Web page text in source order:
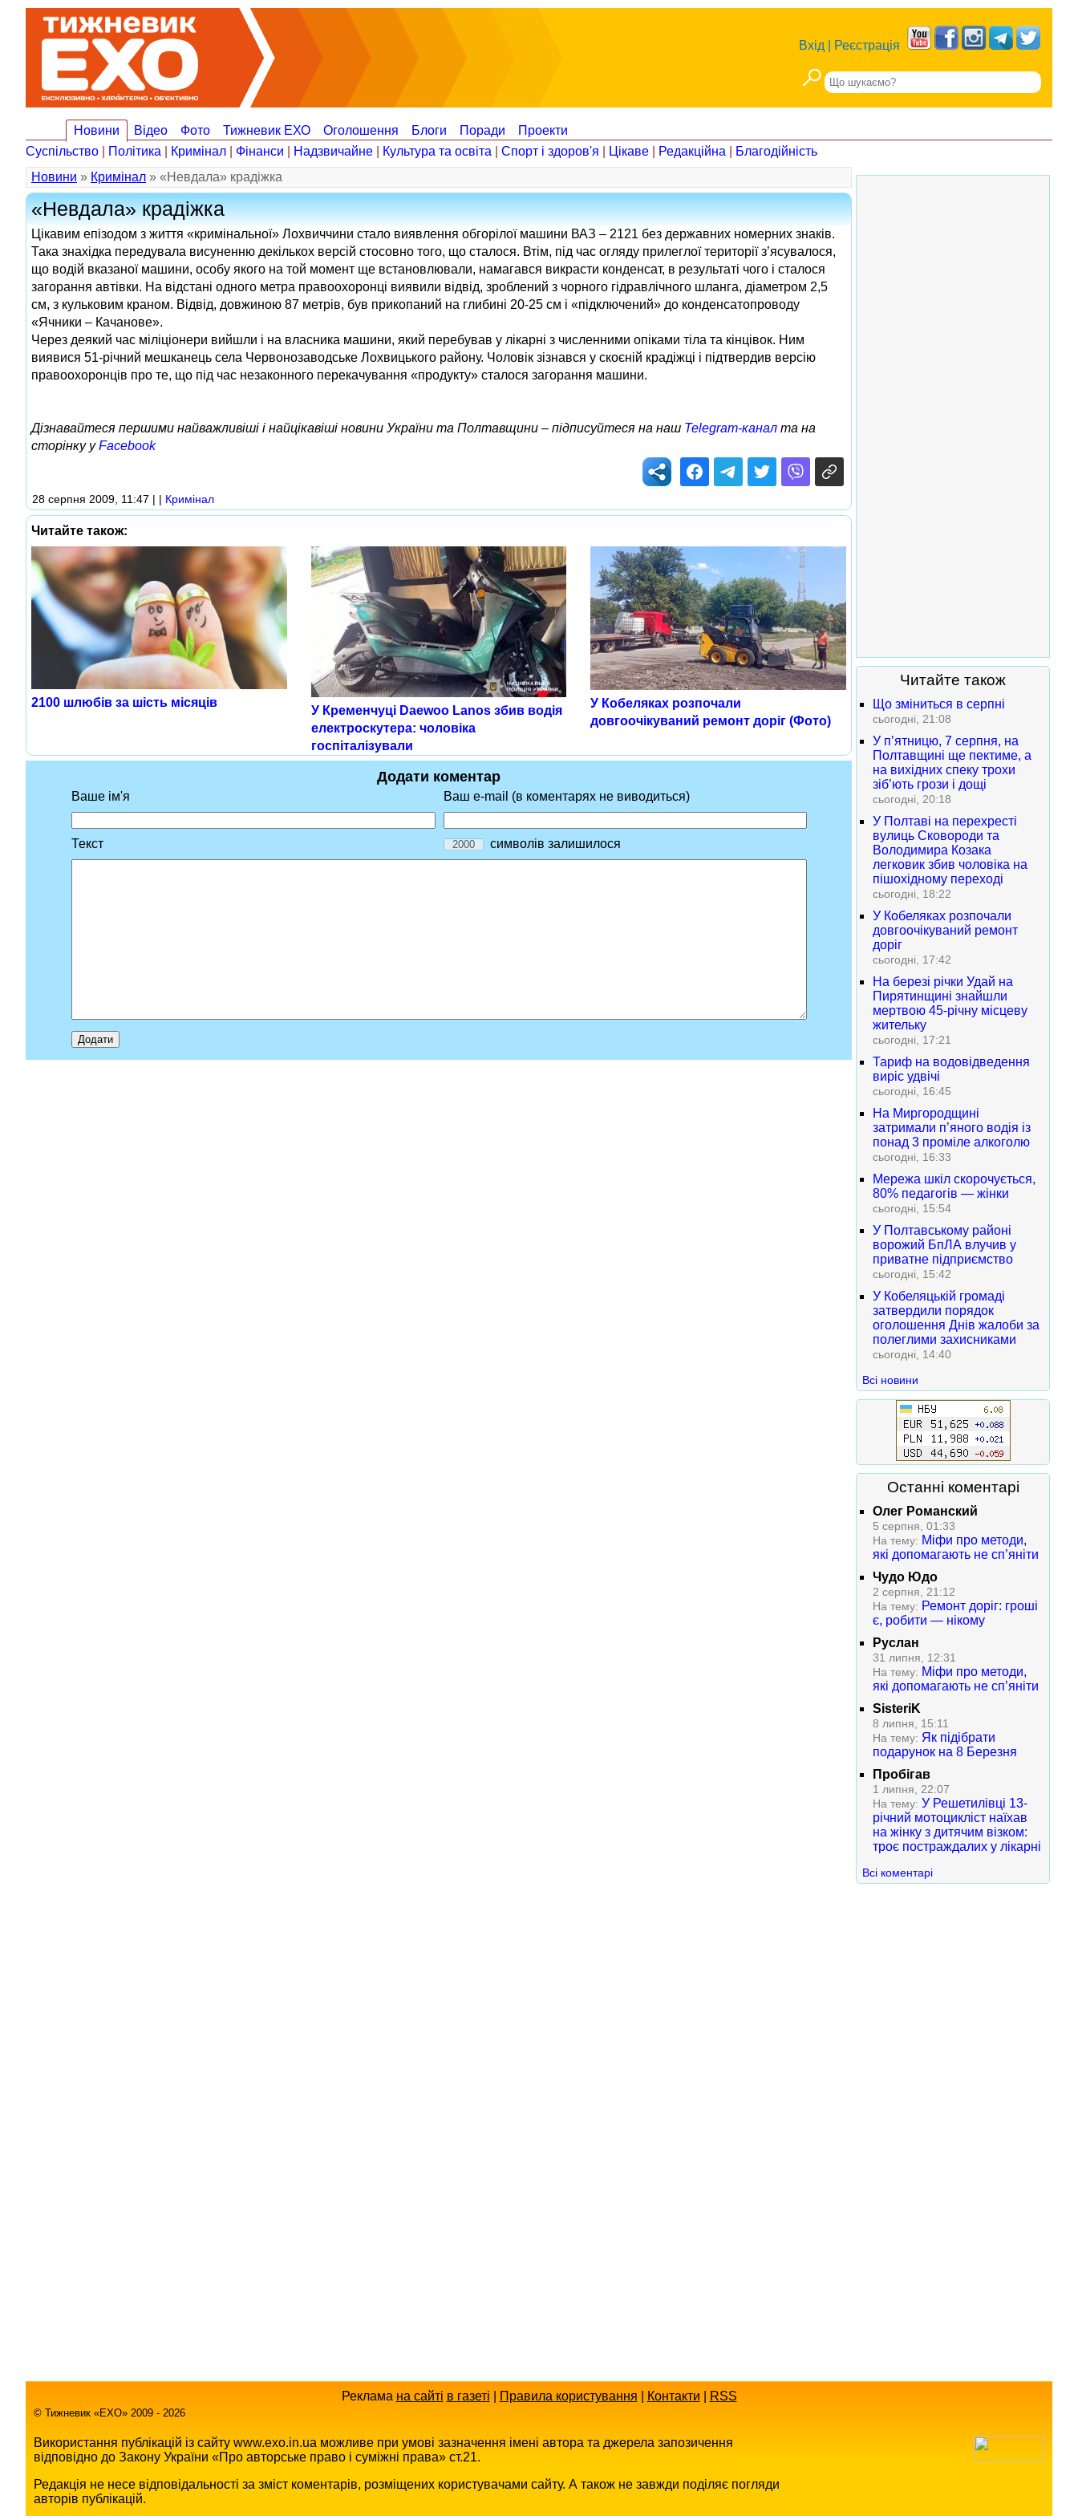
Вхід Реєстрація
Новини Відео Фото Тижневик ЕХО Оголошення Блоги Поради
Проекти
Суспільство
Політика Кримінал Фінанси Надзвичайне Культура та освіта Спорт і здоров'я Цікаве Редакційна
Благодійність
Новини » Кримінал » «Невдала» крадіжка
«Невдала» крадіжка
Цікавим епізодом з життя «кримінальної» Лохвиччини стало виявлення обгорілої машини ВАЗ – 2121 без державних номерних знаків.
Така знахідка передувала висуненню декількох версій стосовно того, що сталося. Втім, під час огляду прилеглої території з’ясувалося,
що водій вказаної машини, особу якого на той момент ще встановлювали, намагався викрасти конденсат, в результаті чого і сталося
загорання автівки. На відстані одного метра правоохоронці виявили відвід, зроблений з чорного гідравлічного шланга, діаметром 2,5
см, з кульковим краном. Відвід, довжиною 87 метрів, був прикопаний на глибині 20-25 см і «підключений» до конденсатопроводу
«Ячники – Качанове».
Через деякий час міліціонери вийшли і на власника машини, який перебував у лікарні з численними опіками тіла та кінцівок. Ним
виявися 51-річний мешканець села Червонозаводське Лохвицького району. Чоловік зізнався у скоєній крадіжці і підтвердив версію
правоохоронців про те, що під час незаконного перекачування «продукту» сталося загорання машини.
Дізнавайтеся першими найважливіші і найцікавіші новини України та Полтавщини – підписуйтеся на наш Telegram-канал та на
сторінку уFacebook
28 серпня 2009, 11:47 | | Кримінал
Читайте також:
2100 шлюбів за шість місяців
У Кременчуці Daewoo Lanos збив водія
електроскутера: чоловіка
госпіталізували
У Кобеляках розпочали
довгоочікуваний ремонт доріг (Фото)
Додати коментар
Ваше ім'я Ваш e-mail (в коментарях не виводиться)
Текст символів залишилося
Читайте також
Що зміниться в серпні
сьогодні, 21:08
У п’ятницю, 7 серпня, на
Полтавщині ще пектиме, а
на вихідних спеку трохи
зіб’ють грози і дощі
сьогодні, 20:18
У Полтаві на перехресті
вулиць Сковороди та
Володимира Козака
легковик збив чоловіка на
пішохідному переході
сьогодні, 18:22
У Кобеляках розпочали
довгоочікуваний ремонт
доріг
сьогодні, 17:42
На березі річки Удай на
Пирятинщині знайшли
мертвою 45-річну місцеву
жительку
сьогодні, 17:21
Тариф на водовідведення
виріс удвічі
сьогодні, 16:45
На Миргородщині
затримали п’яного водія із
понад 3 проміле алкоголю
сьогодні, 16:33
Мережа шкіл скорочується,
80% педагогів — жінки
сьогодні, 15:54
У Полтавському районі
ворожий БпЛА влучив у
приватне підприємство
сьогодні, 15:42
У Кобеляцькій громаді
затвердили порядок
оголошення Днів жалоби за
полеглими захисниками
сьогодні, 14:40
Всі новини
Останні коментарі
Олег Романский
5 серпня, 01:33
На тему: Міфи про методи,
які допомагають не сп’яніти
Чудо Юдо
2 серпня, 21:12
На тему: Ремонт доріг: гроші
є, робити — нікому
Руслан
31 липня, 12:31
На тему: Міфи про методи,
які допомагають не сп’яніти
SisteriK
8 липня, 15:11
На тему: Як підібрати
подарунок на 8 Березня
Пробігав
1 липня, 22:07
На тему: У Решетилівці 13-
річний мотоцикліст наїхав
на жінку з дитячим візком:
троє постраждалих у лікарні
Всі коментарі
Реклама на сайті в газеті Правила користування Контакти RSS
© Тижневик «EХO» 2009 - 2026
Використання публікацій із сайту www.exo.in.ua можливе при умові зазначення імені автора та джерела запозичення
відповідно до Закону України «Про авторське право і суміжні права» ст.21.
Редакція не несе відповідальності за зміст коментарів, розміщених користувачами сайту. А також не завжди поділяє погляди
авторів публікацій.